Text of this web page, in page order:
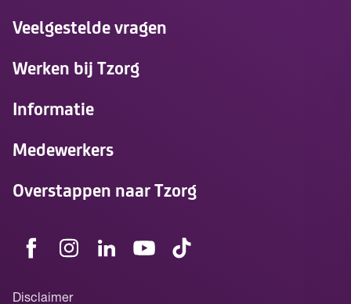
Veelgestelde vragen
Werken bij Tzorg
Informatie
Medewerkers
Overstappen naar Tzorg
Disclaimer